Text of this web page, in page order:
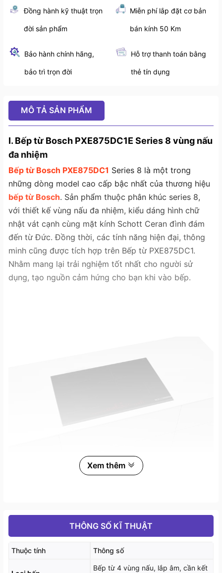
Đồng hành kỹ thuật trọn
đời sản phẩm
Miễn phí lắp đặt cơ bản
bán kính 50 Km
Bảo hành chính hãng,
bảo trì trọn đời
Hỗ trợ thanh toán bằng
thẻ tín dụng
MÔ TẢ SẢN PHẨM
I. Bếp từ Bosch PXE875DC1E Series 8 vùng nấu
đa nhiệm
Bếp từ Bosch PXE875DC1 Series 8 là một trong
những dòng model cao cấp bậc nhất của thương hiệu
bếp từ Bosch. Sản phẩm thuộc phân khúc series 8,
với thiết kế vùng nấu đa nhiệm, kiểu dáng hình chữ
nhật vát cạnh cùng mặt kính Schott Ceran đình đám
đến từ Đức. Đồng thời, các tính năng hiện đại, thông
minh cũng được tích hợp trên Bếp từ PXE875DC1.
Nhằm mang lại trải nghiệm tốt nhất cho người sử
dụng, tạo nguồn cảm hứng cho bạn khi vào bếp.
4 vùng nấu từ và 1 vùng nấu linh hoạt với 17 cấp
độ nhiệt cho mỗi vùng.
Xem thêm
THÔNG SỐ KĨ THUẬT
Thuộc tính Thông số
Bếp từ 4 vùng nấu, lắp âm, cần kết